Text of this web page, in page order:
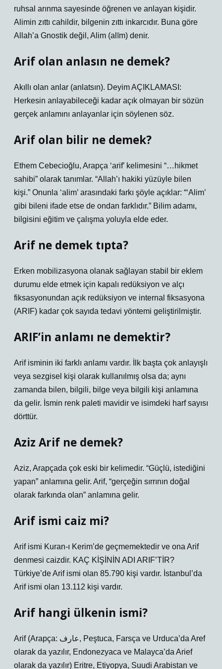
ruhsal arınma sayesinde öğrenen ve anlayan kişidir.
Alimin zıttı cahildir, bilgenin zıttı inkarcıdır. Buna göre
Allah’a Gnostik değil, Alim (alīm) denir.
Arif olan anlasın ne demek?
Akıllı olan anlar (anlatsın). Deyim AÇIKLAMASI:
Herkesin anlayabileceği kadar açık olmayan bir sözün
gerçek anlamını anlayanlar için söylenen söz.
Arif olan bilir ne demek?
Ethem Cebecioğlu, Arapça ‘arif’ kelimesini “…hikmet
sahibi” olarak tanımlar. “Allah’ı hakiki yüzüyle bilen
kişi.” Onunla ‘alim’ arasındaki farkı şöyle açıklar: “‘Alim’
gibi bileni ifade etse de ondan farklıdır.” Bilim adamı,
bilgisini eğitim ve çalışma yoluyla elde eder.
Arif ne demek tıpta?
Erken mobilizasyona olanak sağlayan stabil bir eklem
durumu elde etmek için kapalı redüksiyon ve alçı
fiksasyonundan açık redüksiyon ve internal fiksasyona
(ARIF) kadar çok sayıda tedavi yöntemi geliştirilmiştir.
ARIF’in anlamı ne demektir?
Arif isminin iki farklı anlamı vardır. İlk başta çok anlayışlı
veya sezgisel kişi olarak kullanılmış olsa da; aynı
zamanda bilen, bilgili, bilge veya bilgili kişi anlamına
da gelir. İsmin renk paleti mavidir ve isimdeki harf sayısı
dörttür.
Aziz Arif ne demek?
Aziz, Arapçada çok eski bir kelimedir. “Güçlü, istediğini
yapan” anlamına gelir. Arif, “gerçeğin sırrının doğal
olarak farkında olan” anlamına gelir.
Arif ismi caiz mi?
Arif ismi Kuran-ı Kerim’de geçmemektedir ve ona Arif
denmesi caizdir. KAÇ KİŞİNİN ADI ARIF’TİR?
Türkiye’de Arif ismi olan 85.790 kişi vardır. İstanbul’da
Arif ismi olan 13.112 kişi vardır.
Arif hangi ülkenin ismi?
Arif (Arapça: عارف‎, Peştuca, Farsça ve Urduca’da Aref
olarak da yazılır, Endonezyaca ve Malayca’da Arief
olarak da yazılır) Eritre, Etiyopya, Suudi Arabistan ve